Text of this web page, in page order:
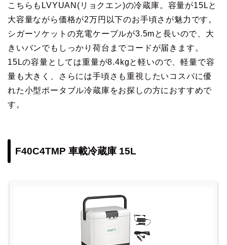
こちらもLVYUAN(リョクエン)の冷蔵庫。容量が15Lと
大容量ながら価格が2万円以下のお手頃さが魅力です。
シガーソケットの充電ケーブルが3.5mと長いので、大
きいバンでもしっかり荷台までコードが届きます。
15Lの容量としては重量が8.4kgと軽いので、軽量で容
量も大きく、さらには手頃さも重視したいコスパに優
れた小型ポータブル冷蔵庫をお探しの方におすすめで
す。
F40C4TMP 車載冷蔵庫 15L